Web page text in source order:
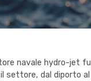
navale hydro-jet
settore, dal diporto